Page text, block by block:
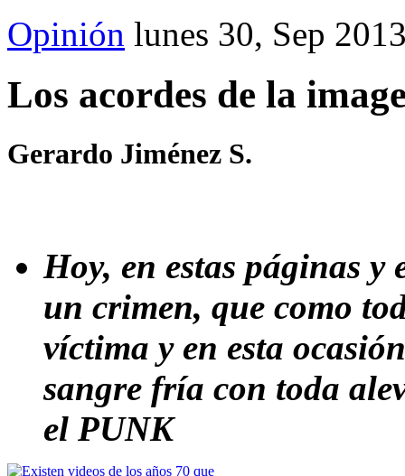
Opinión lunes 30, Sep
Los acordes de la
Gerardo Jiménez S.
Hoy, en estas páginas
un crimen, que como
víctima y en esta
sangre fría con toda
el PUNK